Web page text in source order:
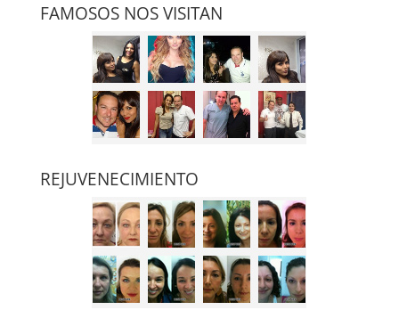
FAMOSOS NOS VISITAN
REJUVENECIMIENTO